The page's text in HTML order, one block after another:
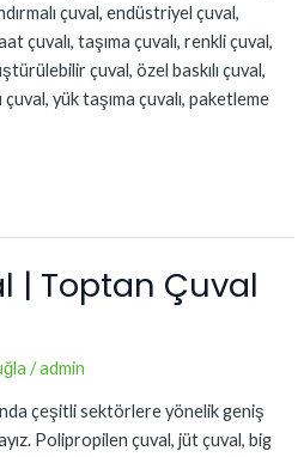
çuval, endüstriyel çuval,
çuvalı, taşıma çuvalı, renkli çuval,
çuval, özel baskılı çuval,
yük taşıma çuvalı, paketleme
| Toptan Çuval
/admin
çeşitli sektörlere yönelik geniş
Polipropilen çuval, jüt çuval, big